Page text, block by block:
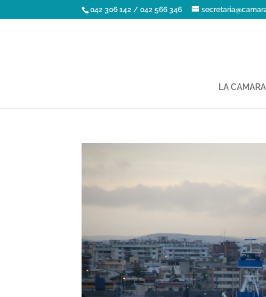
042 306 142 / 042 566 346
LA CAMARA